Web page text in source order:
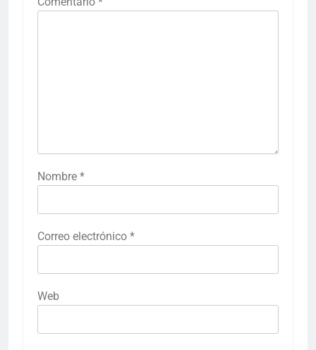
Nombre *
Correo electrónico *
Web